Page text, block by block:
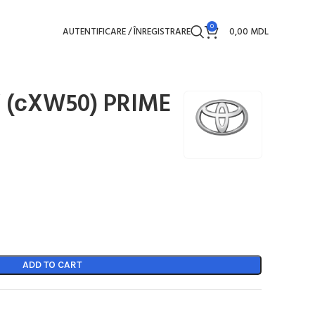
AUTENTIFICARE / ÎNREGISTRARE 0 0,00 MDL
PRIME
ADD TO CART